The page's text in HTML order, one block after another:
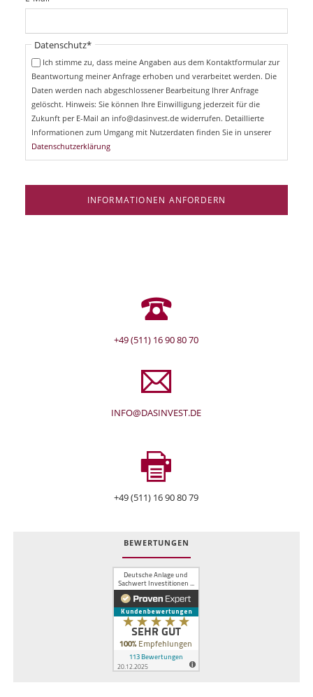
c
t
f
f
i
Pflichtfeld
Datenschutz*
Ich stimme zu, dass meine Angaben aus dem Kontaktformular zur
Beantwortung meiner Anfrage erhoben und verarbeitet werden. Die
Daten werden nach abgeschlossener Bearbeitung Ihrer Anfrage
gelöscht. Hinweis: Sie können Ihre Einwilligung jederzeit für die
Zukunft per E-Mail an info@dasinvest.de widerrufen. Detaillierte
Informationen zum Umgang mit Nutzerdaten finden Sie in unserer
Datenschutzerklärung
INFORMATIONEN ANFORDERN
+49 (511) 16 90 80 70
INFO@DASINVEST.DE
+49 (511) 16 90 80 79
BEWERTUNGEN